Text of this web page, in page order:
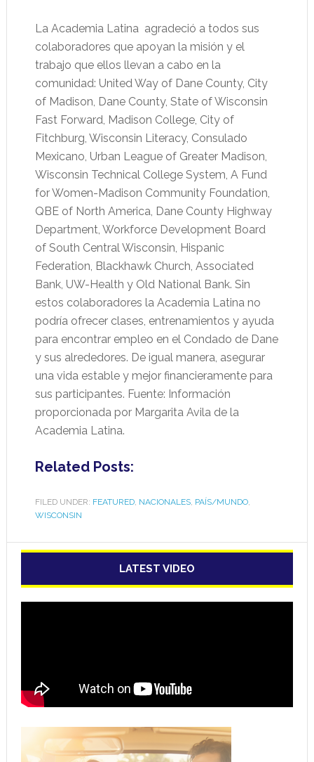
La Academia Latina agradeció a todos sus
colaboradores que apoyan la misión y el
trabajo que ellos llevan a cabo en la
comunidad: United Way of Dane County, City
of Madison, Dane County, State of Wisconsin
Fast Forward, Madison College, City of
Fitchburg, Wisconsin Literacy, Consulado
Mexicano, Urban League of Greater Madison,
Wisconsin Technical College System, A Fund
for Women-Madison Community Foundation,
QBE of North America, Dane County Highway
Department, Workforce Development Board
of South Central Wisconsin, Hispanic
Federation, Blackhawk Church, Associated
Bank, UW-Health y Old National Bank. Sin
estos colaboradores la Academia Latina no
podría ofrecer clases, entrenamientos y ayuda
para encontrar empleo en el Condado de Dane
y sus alrededores. De igual manera, asegurar
una vida estable y mejor financieramente para
sus participantes. Fuente: Información
proporcionada por Margarita Avila de la
Academia Latina.
Related Posts:
FILED UNDER: FEATURED, NACIONALES, PAÍS/MUNDO,
WISCONSIN
LATEST VIDEO